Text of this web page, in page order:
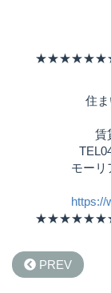
住
賃
モーリ
https://
PREV